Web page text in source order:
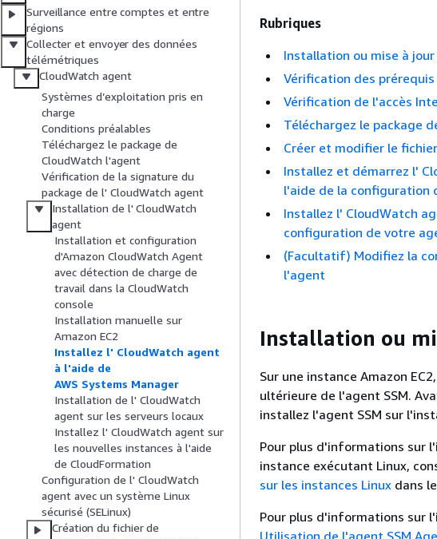
Surveillance entre comptes et entre
régions
Collecter et envoyer des données
télémétriques
CloudWatch agent
Systèmes d’exploitation pris en
charge
Conditions préalables
Téléchargez le package de
CloudWatch l'agent
Vérification de la signature du
package de l' CloudWatch agent
Installation de l' CloudWatch
agent
Installation et configuration
d'Amazon CloudWatch Agent
avec détection de charge de
travail dans la CloudWatch
console
Installation manuelle sur
Amazon EC2
Installez l' CloudWatch agent
à l'aide de
AWS Systems Manager
Installation de l' CloudWatch
agent sur les serveurs locaux
Installez l' CloudWatch agent sur
les nouvelles instances à l'aide
de CloudFormation
Configuration de l' CloudWatch
agent avec un système Linux
sécurisé (SELinux)
Création du fichier de
Rubriques
Installation ou mise à jour
Vérification des
Vérification de l'accès
Téléchargez le package
Créer et modifier le
Installez et démarrez l'
l'aide de la configuration
Installez l' CloudWatch
configuration de votre
(Facultatif) Modifiez la
l'agent
Installation ou
Sur une instance Amazon
ultérieure de l'agent SSM.
installez l'agent SSM sur
Pour plus d'informations sur
instance exécutant Linux,
sur les instances Linux dans le
Pour plus d'informations sur
Utilisation de l'agent SSM